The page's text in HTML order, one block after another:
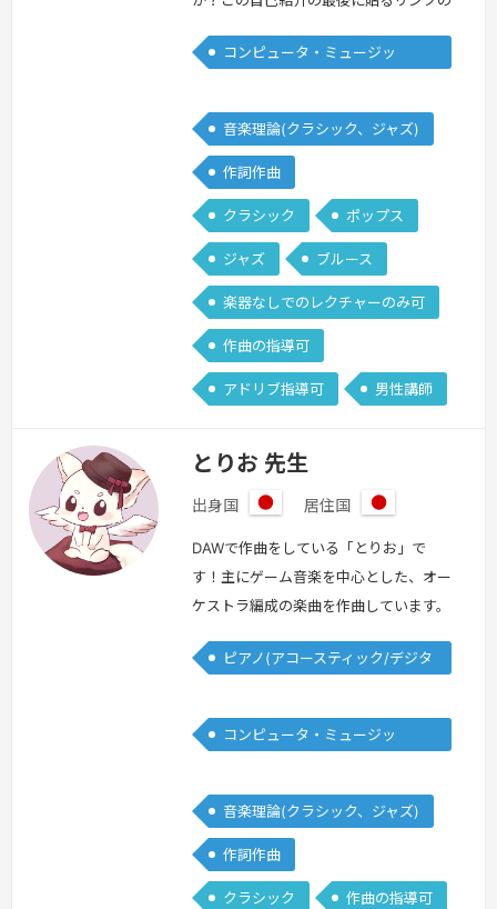
たのではなく、すべてパソコンの打ち込
アメリカと映画音楽を中心に勉強してき
ました。音楽理論、和声、オーケストレ
ーション、DTMの打ち込みなど劇伴作
曲に関わるすべてをみっちりと勉強して
きました。日本では主にクラシックをベ
ース…続きを見る »
コンピュータ・ミュージッ
音楽理論(クラシック、ジャズ)
作詞作曲
クラシック ポップス
ジャズ ブルース
楽器なしでのレクチャーのみ可
作曲の指導可
アドリブ指導可 男性講師
とりお 先生
出身国
本
居住国
本
DAWで作曲をしている「とりお」で
す！主にゲーム音楽を中心とした、オー
ケストラ編成の楽曲を作曲しています。
っています！作曲について何も知らなか
うになったプロセスやコツなどを、レッ
スンを通してお伝えしていければ幸いで
きを見る »
ピアノ(アコースティック/デジタ
コンピュータ・ミュージッ
音楽理論(クラシック、ジャズ)
作詞作曲
クラシック 作曲の指導可